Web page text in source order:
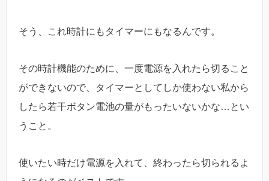
そう、これ時計にもタイマーにもなるんです。
その時計機能のために、一度電源を入れたら切ること
ができないので、タイマーとしてしか使わない私から
したら若干ボタン電池の量がもったいないかな…とい
うこと。
使いたい時だけ電源を入れて、終わったら切られるよ